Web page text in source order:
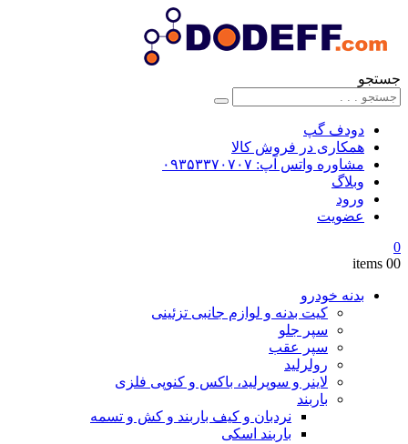
جستجو
دودف گپ
همکاری در فروش کالا
مشاوره واتس آپ: ۰۹۳۵۳۳۷۰۷۰۷
وبلاگ
ورود
عضویت
0
00 items
بدنه خودرو
کیت بدنه و لوازم جانبی تزئینی
سپر جلو
سپر عقب
رولرلید
لاینر و سوپرلید، باکس و کنوپی فلزی
باربند
نردبان و کیف باربند و کش و تسمه
باربند اسکی